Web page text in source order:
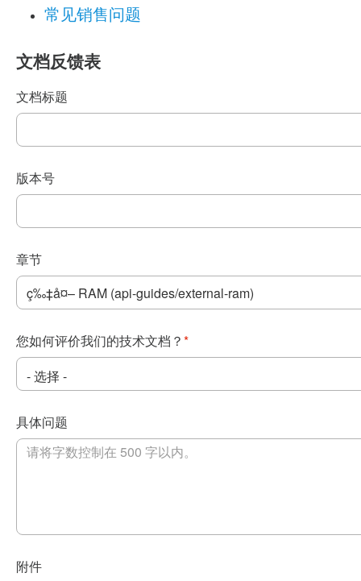
常见销售问题
文档反馈表
文档标题
版本号
章节
您如何评价我们的技术文档？ *
具体问题
附件